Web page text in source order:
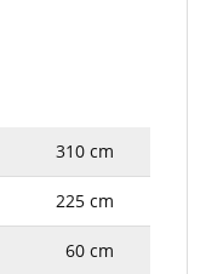
310 cm
225 cm
60 cm